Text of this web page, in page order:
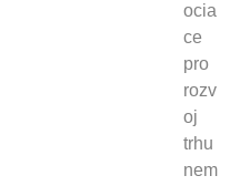
ocia
ce
pro
rozv
oj
trhu
nem